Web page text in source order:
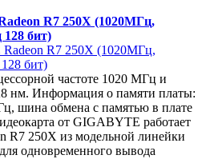
R7 250X (1020МГц,
бит)
частоте 1020 МГц и
нм. Информация о памяти платы:
шина обмена с памятью в плате
от GIGABYTE работает
R7 250X из модельной линейки
одновременного вывода